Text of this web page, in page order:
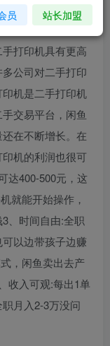
对人们降低消费的
机给孩子打印题
打印机具有更高
公司对二手打印
机是二手打印机
交易平台，闲鱼
在不断增长。在
机的利润也很可
达400-500元，这
就能开始操作，
、时间自由:全职
以边带孩子边赚
，闲鱼卖出去产
收入可观:每出1单
月入2-3万没问
员 站长加盟